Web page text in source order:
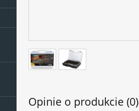
Opinie o produkcie (0)